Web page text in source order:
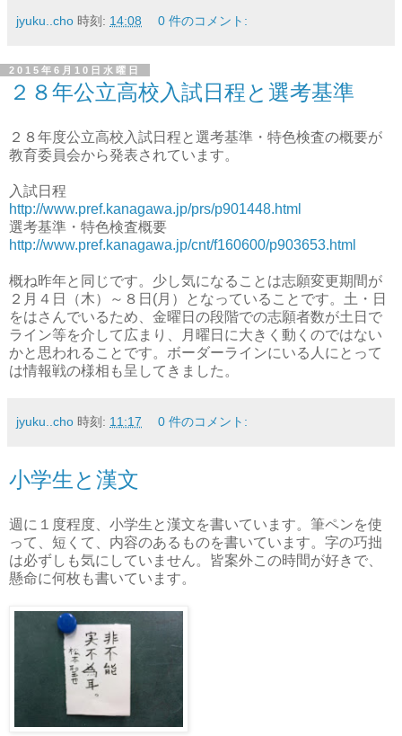
jyuku..cho 時刻: 14:08 0 件のコメント:
2015年6月10日水曜日
２８年公立高校入試日程と選考基準
２８年度公立高校入試日程と選考基準・特色検査の概要が
教育委員会から発表されています。
入試日程
http://www.pref.kanagawa.jp/prs/p901448.html
選考基準・特色検査概要
http://www.pref.kanagawa.jp/cnt/f160600/p903653.html
概ね昨年と同じです。少し気になることは志願変更期間が
２月４日（木）～８日(月）となっていることです。土・日
をはさんでいるため、金曜日の段階での志願者数が土日で
ライン等を介して広まり、月曜日に大きく動くのではない
かと思われることです。ボーダーラインにいる人にとって
は情報戦の様相も呈してきました。
jyuku..cho 時刻: 11:17 0 件のコメント:
小学生と漢文
週に１度程度、小学生と漢文を書いています。筆ペンを使
って、短くて、内容のあるものを書いています。字の巧拙
は必ずしも気にしていません。皆案外この時間が好きで、
懸命に何枚も書いています。